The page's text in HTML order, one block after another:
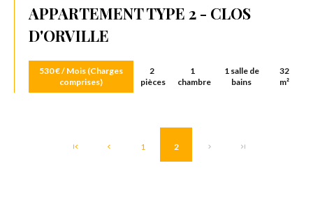
APPARTEMENT TYPE 2 - CLOS
D'ORVILLE
530 € / Mois (Charges
comprises)
2
pièces
1
chambre
1 salle de
bains
32
m²
1 2